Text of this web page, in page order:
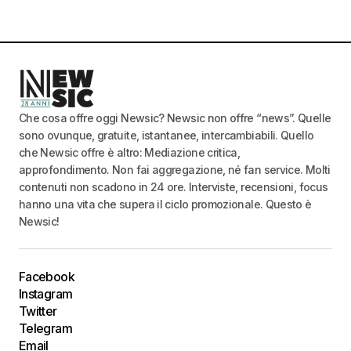
Che cosa offre oggi Newsic? Newsic non offre “news”. Quelle
sono ovunque, gratuite, istantanee, intercambiabili. Quello
che Newsic offre è altro: Mediazione critica,
approfondimento. Non fai aggregazione, né fan service. Molti
contenuti non scadono in 24 ore. Interviste, recensioni, focus
hanno una vita che supera il ciclo promozionale. Questo è
Newsic!
Facebook
Instagram
Twitter
Telegram
Email